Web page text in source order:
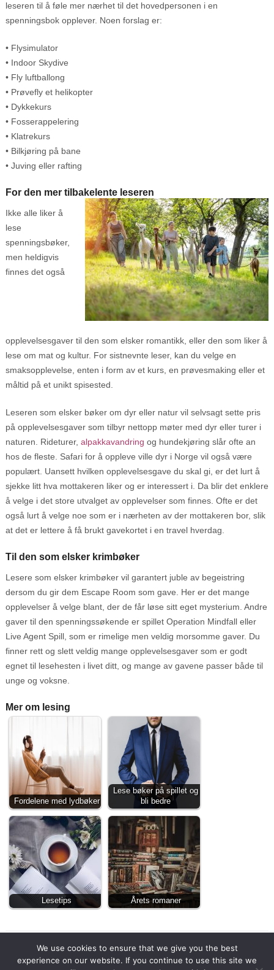
leseren til å føle mer nærhet til det hovedpersonen i en
spenningsbok opplever. Noen forslag er:
• Flysimulator
• Indoor Skydive
• Fly luftballong
• Prøvefly et helikopter
• Dykkekurs
• Fosserappelering
• Klatrekurs
• Bilkjøring på bane
• Juving eller rafting
For den mer tilbakelente leseren
Ikke alle liker å
lese
spenningsbøker,
men heldigvis
finnes det også
opplevelsesgaver til den som elsker romantikk, eller den som liker å
lese om mat og kultur. For sistnevnte leser, kan du velge en
smaksopplevelse, enten i form av et kurs, en prøvesmaking eller et
måltid på et unikt spisested.
Leseren som elsker bøker om dyr eller natur vil selvsagt sette pris
på opplevelsesgaver som tilbyr nettopp møter med dyr eller turer i
naturen. Rideturer, alpakkavandring og hundekjøring slår ofte an
hos de fleste. Safari for å oppleve ville dyr i Norge vil også være
populært. Uansett hvilken opplevelsesgave du skal gi, er det lurt å
sjekke litt hva mottakeren liker og er interessert i. Da blir det enklere
å velge i det store utvalget av opplevelser som finnes. Ofte er det
også lurt å velge noe som er i nærheten av der mottakeren bor, slik
at det er lettere å få brukt gavekortet i en travel hverdag.
Til den som elsker krimbøker
Lesere som elsker krimbøker vil garantert juble av begeistring
dersom du gir dem Escape Room som gave. Her er det mange
opplevelser å velge blant, der de får løse sitt eget mysterium. Andre
gaver til den spenningssøkende er spillet Operation Mindfall eller
Live Agent Spill, som er rimelige men veldig morsomme gaver. Du
finner rett og slett veldig mange opplevelsesgaver som er godt
egnet til lesehesten i livet ditt, og mange av gavene passer både til
unge og voksne.
Mer om lesing
Fordelene med lydbøker
Lese bøker på spillet og
bli bedre
Lesetips Årets romaner
We use cookies to ensure that we give you the best
experience on our website. If you continue to use this site we